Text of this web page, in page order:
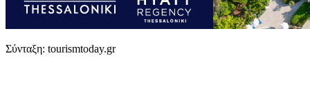
Σύνταξη: tourismtoday.gr